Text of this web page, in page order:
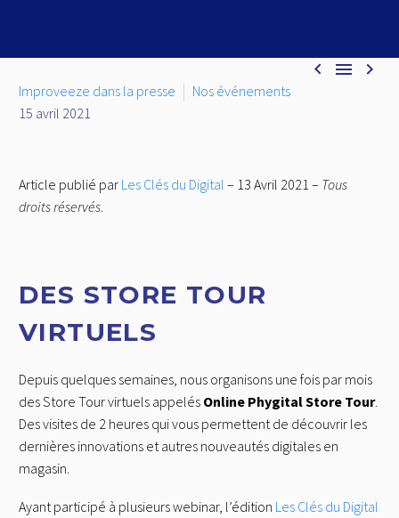
  
Improveeze dans la presse
Nos événements
15 avril 2021
Article publié par Les Clés du Digital – 13 Avril 2021 – Tous
droits réservés.
DES STORE TOUR
VIRTUELS
Depuis quelques semaines, nous organisons une fois par mois
des Store Tour virtuels appelés Online Phygital Store Tour.
Des visites de 2 heures qui vous permettent de découvrir les
dernières innovations et autres nouveautés digitales en
magasin.
Ayant participé à plusieurs webinar, l’édition Les Clés du Digital